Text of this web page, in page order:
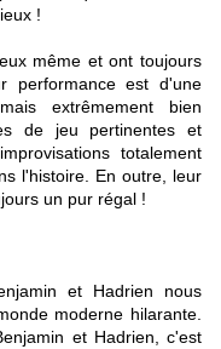
!
même et ont toujours
performance est d'une
extrêmement bien
de jeu pertinentes et
totalement
l'histoire. En outre, leur
un pur régal !
et Hadrien nous
moderne hilarante.
et Hadrien, c'est